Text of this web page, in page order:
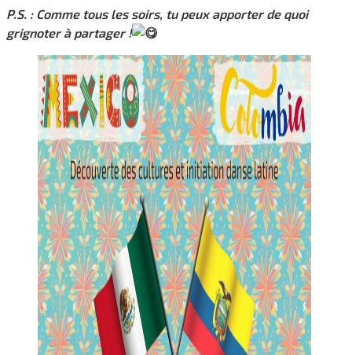
P.S. : Comme tous les soirs, tu peux apporter de quoi
grignoter à partager !